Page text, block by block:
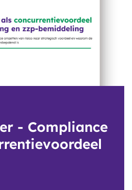
- Compliance